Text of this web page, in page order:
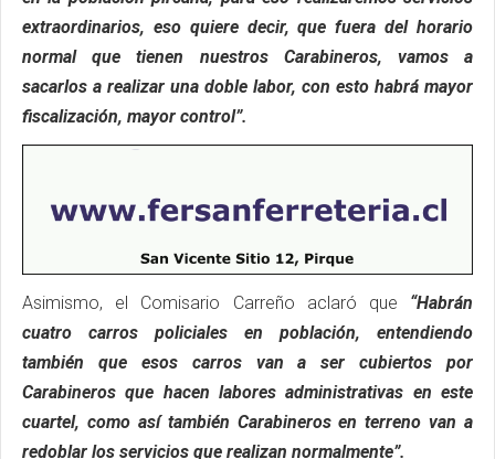
extraordinarios, eso quiere decir, que fuera del horario
normal que tienen nuestros Carabineros, vamos a
sacarlos a realizar una doble labor, con esto habrá mayor
fiscalización, mayor control”.
Asimismo, el Comisario Carreño aclaró que “Habrán
cuatro carros policiales en población, entendiendo
también que esos carros van a ser cubiertos por
Carabineros que hacen labores administrativas en este
cuartel, como así también Carabineros en terreno van a
redoblar los servicios que realizan normalmente”.